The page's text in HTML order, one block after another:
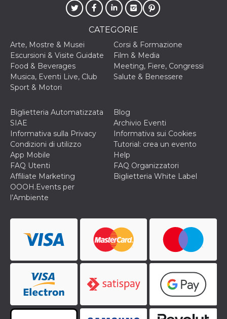
CATEGORIE
Arte, Mostre & Musei
Corsi & Formazione
Escursioni & Visite Guidate
Film & Media
Food & Beverages
Meeting, Fiere, Congressi
Musica, Eventi Live, Club
Salute & Benessere
Sport & Motori
Biglietteria Automatizzata
SIAE
Blog
Archivio Eventi
Informativa sulla Privacy
Informativa sui Cookies
Condizioni di utilizzo
Tutorial: crea un evento
App Mobile
Help
FAQ Utenti
FAQ Organizzatori
Affiliate Marketing
Biglietteria White Label
OOOH.Events per
l’Ambiente